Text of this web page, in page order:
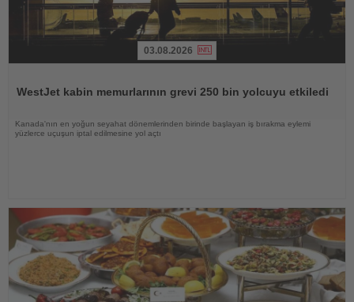
03.08.2026
WestJet kabin memurlarının grevi 250 bin yolcuyu etkiledi
Kanada'nın en yoğun seyahat dönemlerinden birinde başlayan iş bırakma eylemi
yüzlerce uçuşun iptal edilmesine yol açtı